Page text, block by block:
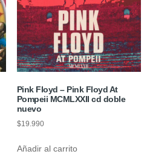
Pink Floyd – Pink Floyd At
Pompeii MCMLXXII cd doble
nuevo
$19.990
Añadir al carrito